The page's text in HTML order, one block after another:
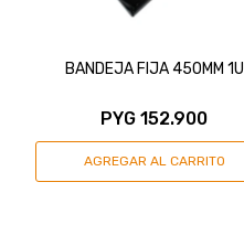
BANDEJA FIJA 450MM 1U
PYG 152.900